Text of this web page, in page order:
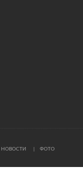
НОВОСТИ ФОТО